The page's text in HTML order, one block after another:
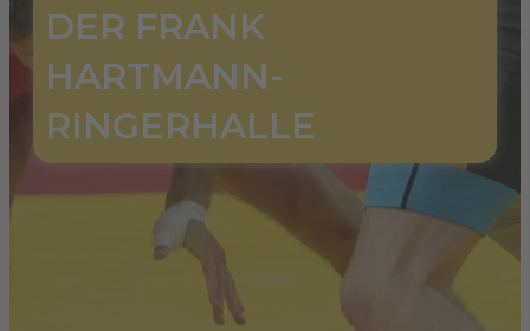
DER FRANK
HARTMANN-
RINGERHALLE